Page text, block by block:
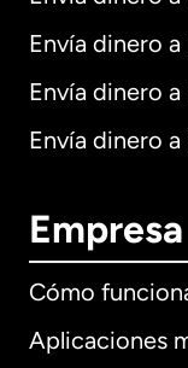
Envía dinero
Envía dinero
Envía dinero a
Empresa
Cómo
Aplicaciones